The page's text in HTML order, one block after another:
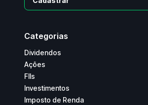
Categorias
Dividendos
Ações
FIIs
Investimentos
Imposto de Renda